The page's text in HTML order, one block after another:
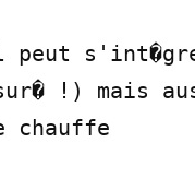
s'int�grer
!) mais
chauffe